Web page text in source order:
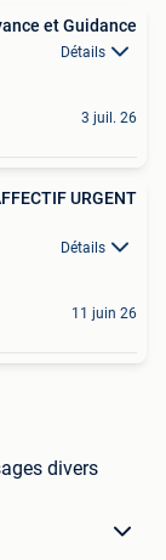
et Guidance
Détails
3 juil. 26
URGENT
Détails
11 juin 26
divers